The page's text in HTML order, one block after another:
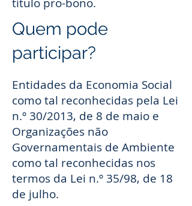
Quem pode
participar?
Entidades da Economia Social
como tal reconhecidas pela Lei
n.º 30/2013, de 8 de maio e
Organizações não
Governamentais de Ambiente
como tal reconhecidas nos
termos da Lei n.º 35/98, de 18
de julho.